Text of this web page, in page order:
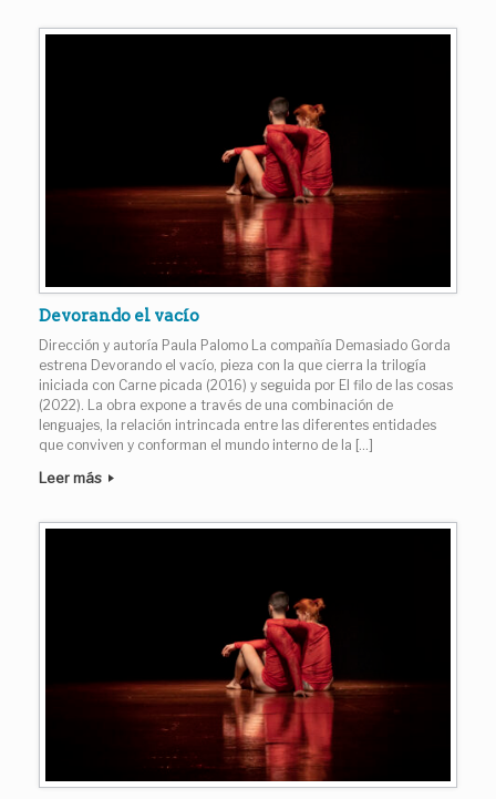
Devorando el vacío
Dirección y autoría Paula Palomo La compañía Demasiado Gorda
estrena Devorando el vacío, pieza con la que cierra la trilogía
iniciada con Carne picada (2016) y seguida por El filo de las cosas
(2022). La obra expone a través de una combinación de
lenguajes, la relación intrincada entre las diferentes entidades
que conviven y conforman el mundo interno de la […]
Leer más